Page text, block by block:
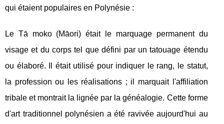
qui étaient populaires en Polynésie :
Le Tā moko (Māori) était le marquage permanent du
visage et du corps tel que défini par un tatouage étendu
ou élaboré. Il était utilisé pour indiquer le rang, le statut,
la profession ou les réalisations ; il marquait l'affiliation
tribale et montrait la lignée par la généalogie. Cette forme
d'art traditionnel polynésien a été ravivée aujourd'hui au